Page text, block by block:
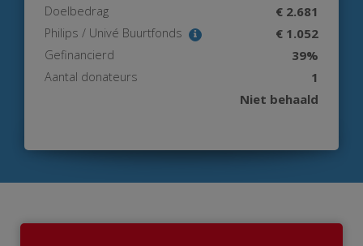
Doelbedrag € 2.681
Philips / Univé Buurtfonds € 1.052
Gefinancierd 39%
Aantal donateurs
1
Niet behaald